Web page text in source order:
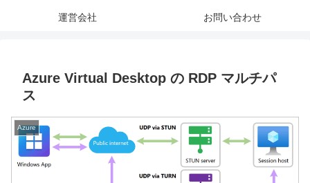
運営会社 お問い合わせ
Azure Virtual Desktop の RDP マルチパ
ス
Azure